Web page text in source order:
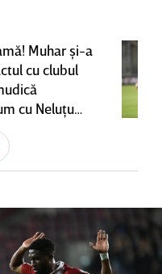
Muhar şi-a
cu clubul
cu Neluţu
are o
banca tehnică